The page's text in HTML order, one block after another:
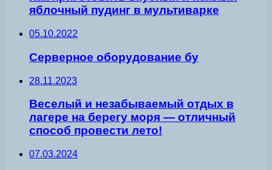
яблочный пудинг в мультиварке
05.10.2022
Серверное оборудование бу
28.11.2023
Веселый и незабываемый отдых в
лагере на берегу моря — отличный
способ провести лето!
07.03.2024